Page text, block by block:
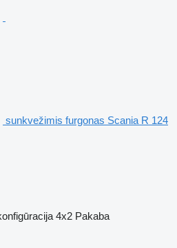
sunkvežimis furgonas Scania R 124
4x2 Pakaba